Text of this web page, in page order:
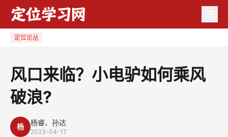
定位论丛
风口来临？小电驴如何乘风
破浪?
杨 杨睿、孙达
2023-04-17